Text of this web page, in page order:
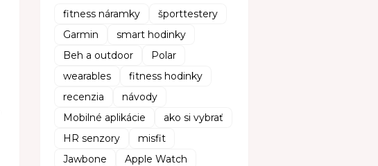
fitness náramky
športtestery
Garmin
smart hodinky
Beh a outdoor
Polar
wearables
fitness hodinky
recenzia
návody
Mobilné aplikácie
ako si vybrať
HR senzory
misfit
Jawbone
Apple Watch